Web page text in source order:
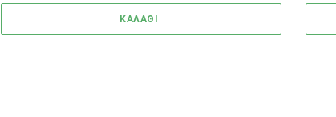
ΚΑΛΑΘΙ